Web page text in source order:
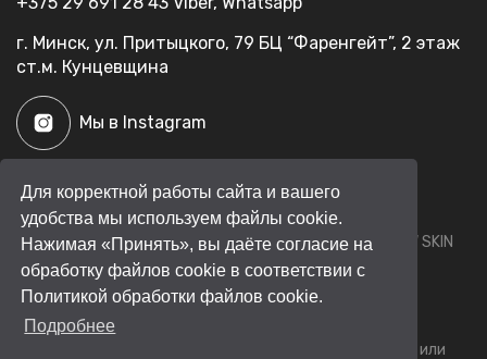
Для корректной работы сайта и вашего
удобства мы используем файлы cookie.
Нажимая «Принять», вы даёте согласие на
обработку файлов cookie в соответствии с
Политикой обработки файлов cookie.
Подробнее
г. Минск, ул. Притыцкого, 79 БЦ “Фаренгейт”, 2 этаж
ст.м. Кунцевщина
Мы в Instagram
Разработка сайта —Lamanteam
Лицензия МЗ РБ №М - 8282 от 05.02.2019© 2026 NEW SKIN
Все материалы данного сайта являются объектами
авторского права (в том числе дизайн). Запрещается
копирование, распространение (в том числе путем
копирования на другие сайты и ресурсы в Интернете) или